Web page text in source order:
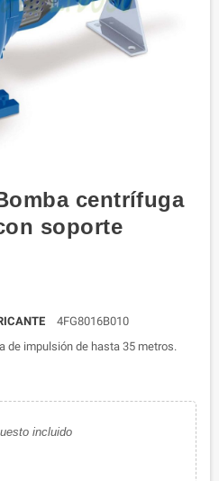
centrífuga
soporte
4FG8016B010
de impulsión de hasta 35 metros.
incluido